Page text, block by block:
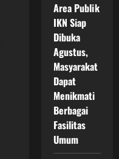
Area Publik
IKN Siap
Dibuka
Agustus,
Masyarakat
Dapat
Menikmati
Berbagai
Fasilitas
Umum